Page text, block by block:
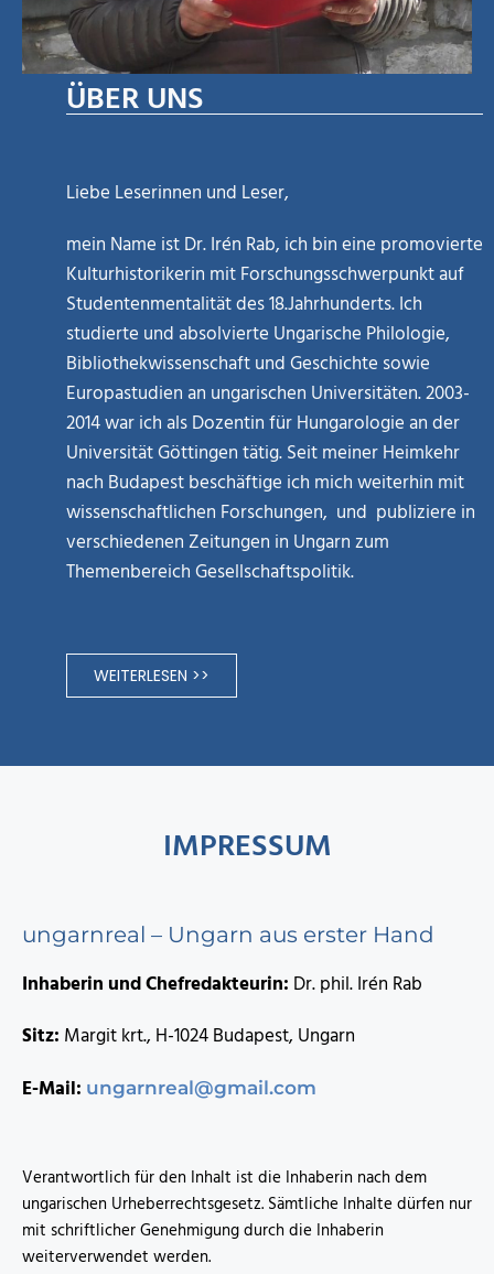
ÜBER UNS
Liebe Leserinnen und Leser,
mein Name ist Dr. Irén Rab, ich bin eine promovierte
Kulturhistorikerin mit Forschungsschwerpunkt auf
Studentenmentalität des 18.Jahrhunderts. Ich
studierte und absolvierte Ungarische Philologie,
Bibliothekwissenschaft und Geschichte sowie
Europastudien an ungarischen Universitäten. 2003-
2014 war ich als Dozentin für Hungarologie an der
Universität Göttingen tätig. Seit meiner Heimkehr
nach Budapest beschäftige ich mich weiterhin mit
wissenschaftlichen Forschungen, und publiziere in
verschiedenen Zeitungen in Ungarn zum
Themenbereich Gesellschaftspolitik.
WEITERLESEN >>
IMPRESSUM
ungarnreal – Ungarn aus erster Hand
Inhaberin und Chefredakteurin: Dr. phil. Irén Rab
Sitz: Margit krt., H-1024 Budapest, Ungarn
E-Mail: ungarnreal@gmail.com
Verantwortlich für den Inhalt ist die Inhaberin nach dem
ungarischen Urheberrechtsgesetz. Sämtliche Inhalte dürfen nur
mit schriftlicher Genehmigung durch die Inhaberin
weiterverwendet werden.